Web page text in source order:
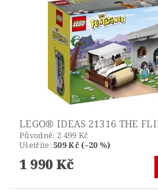
LEGO® IDEAS 21316 THE
Původně: 2 499 Kč
Ušetříte:509 Kč (–20 %)
1 990 Kč